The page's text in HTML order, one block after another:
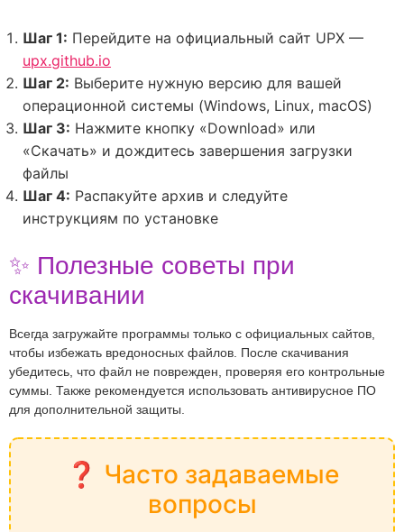
Шаг 1: Перейдите на официальный сайт UPX —
upx.github.io
Шаг 2: Выберите нужную версию для вашей
операционной системы (Windows, Linux, macOS)
Шаг 3: Нажмите кнопку «Download» или
«Скачать» и дождитесь завершения загрузки
файлы
Шаг 4: Распакуйте архив и следуйте
инструкциям по установке
✨ Полезные советы при
скачивании
Всегда загружайте программы только с официальных сайтов,
чтобы избежать вредоносных файлов. После скачивания
убедитесь, что файл не поврежден, проверяя его контрольные
суммы. Также рекомендуется использовать антивирусное ПО
для дополнительной защиты.
❓ Часто задаваемые
вопросы